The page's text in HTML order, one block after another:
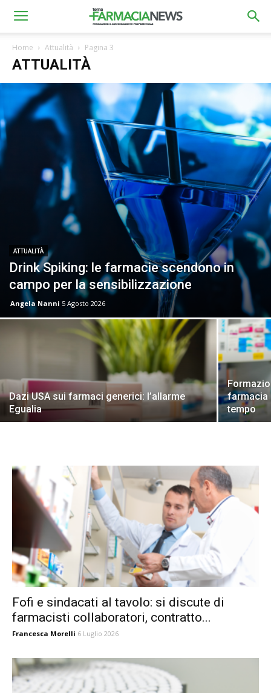
Home Attualità Pagina 3
ATTUALITÀ
ATTUALITÀ
Drink Spiking: le farmacie scendono in
campo per la sensibilizzazione
Angela Nanni 5 Agosto 2026
Dazi USA sui farmaci generici: l’allarme
Egualia
farmacia
tempo
Fofi e sindacati al tavolo: si discute di
farmacisti collaboratori, contratto...
Francesca Morelli 6 Luglio 2026